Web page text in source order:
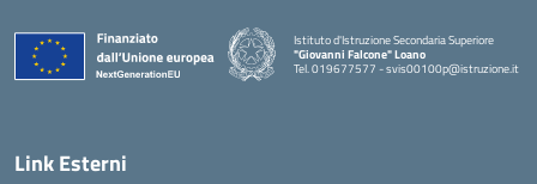
Istituto d'Istruzione Secondaria Superiore
"Giovanni Falcone" Loano
Tel. 019677577 - svis00100p@istruzione.it
— Visita la pagina iniziale della scuola
Link Esterni